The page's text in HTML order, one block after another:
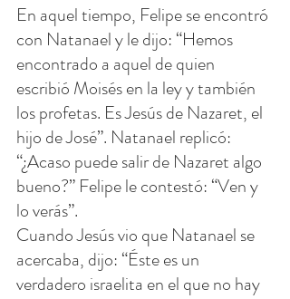
En aquel tiempo, Felipe se encontró
con Natanael y le dijo: “Hemos
encontrado a aquel de quien
escribió Moisés en la ley y también
los profetas. Es Jesús de Nazaret, el
hijo de José”. Natanael replicó:
“¿Acaso puede salir de Nazaret algo
bueno?” Felipe le contestó: “Ven y
lo verás”.
Cuando Jesús vio que Natanael se
acercaba, dijo: “Éste es un
verdadero israelita en el que no hay